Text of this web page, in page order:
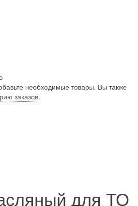
необходимые товары. Вы также
заказов.
для ТО